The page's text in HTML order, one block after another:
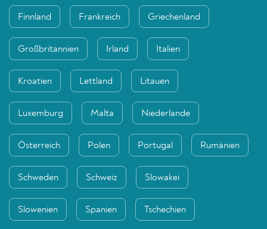
Finnland Frankreich Griechenland
Großbritannien Irland Italien
Kroatien Lettland Litauen
Luxemburg Malta Niederlande
Österreich Polen Portugal Rumänien
Schweden Schweiz Slowakei
Slowenien Spanien Tschechien